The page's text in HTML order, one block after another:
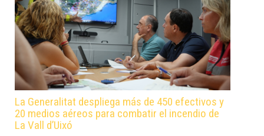
La Generalitat despliega más de 450 efectivos y
20 medios aéreos para combatir el incendio de
La Vall d’Uixó